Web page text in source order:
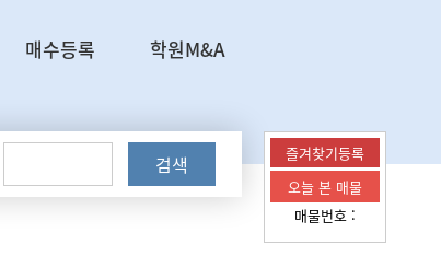
매수등록 학원M&A
검색
즐겨찾기등록
오늘 본 매물
매물번호 :